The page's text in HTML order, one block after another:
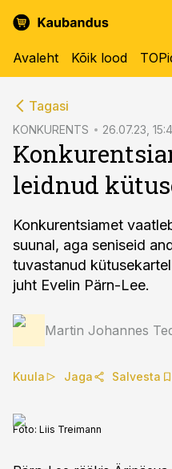
Avaleht Kõik lood
Tagasi
KONKURENTS 26.07.23,
leidnud
Konkurentsiamet
suunal, aga seniseid
tuvastanud
juht Evelin Pärn-Lee.
Martin Johannes
Kuula Jaga Salvesta
Foto: Liis Treimann